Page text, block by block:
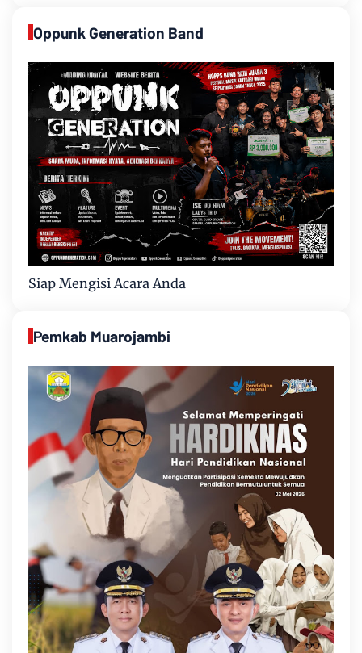
Oppunk Generation Band
Siap Mengisi Acara Anda
Pemkab Muarojambi